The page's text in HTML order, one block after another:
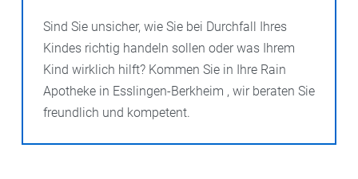
Sind Sie unsicher, wie Sie bei Durchfall Ihres
Kindes richtig handeln sollen oder was Ihrem
Kind wirklich hilft? Kommen Sie in Ihre Rain
Apotheke in Esslingen-Berkheim , wir beraten Sie
freundlich und kompetent.